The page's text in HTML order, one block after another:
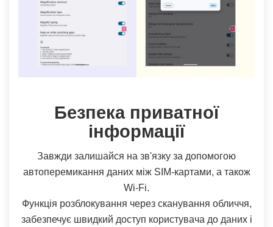
Безпека приватної
інформації
Завжди залишайся на зв'язку за допомогою
автоперемикання даних між SIM-картами, а також
Wi-Fi.
Функція розблокування через сканування обличчя,
забезпечує швидкий доступ користувача до даних і